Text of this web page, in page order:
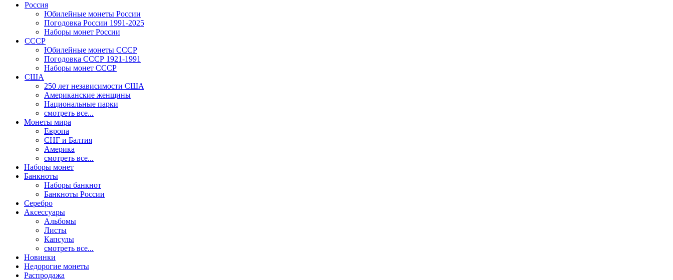
Россия
Юбилейные монеты России
Погодовка России 1991-2025
Наборы монет России
СССР
Юбилейные монеты СССР
Погодовка СССР 1921-1991
Наборы монет СССР
США
250 лет независимости США
Американские женщины
Национальные парки
смотреть все...
Монеты мира
Европа
СНГ и Балтия
Америка
смотреть все...
Наборы монет
Банкноты
Наборы банкнот
Банкноты России
Серебро
Аксессуары
Альбомы
Листы
Капсулы
смотреть все...
Новинки
Недорогие монеты
Распродажа